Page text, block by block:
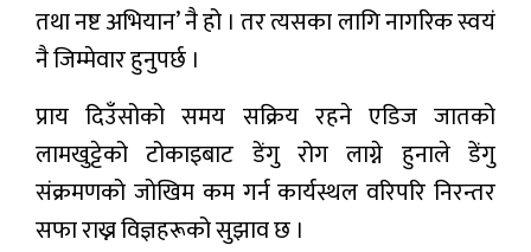
तथा नष्ट अभियान’ नै हो । तर त्यसका लागि नागरिक स्वयं
नै जिम्मेवार हुनुपर्छ ।
प्राय दिउँसोको समय सक्रिय रहने एडिज जातको
लामखुट्टेको टोकाइबाट डेंगु रोग लाग्ने हुनाले डेंगु
संक्रमणको जोखिम कम गर्न कार्यस्थल वरिपरि निरन्तर
सफा राख्न विज्ञहरूको सुझाव छ ।